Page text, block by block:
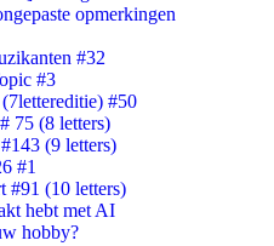
opmerkingen
#32
#3
#50
75 (8 letters)
(9 letters)
#1
#91 (10 letters)
hebt met AI
hobby?